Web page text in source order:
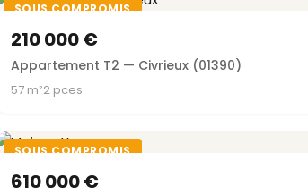
SOUS COMPROMIS
210 000 €
Appartement T2 — Civrieux (01390)
57 m²2 pces
SOUS COMPROMIS
610 000 €